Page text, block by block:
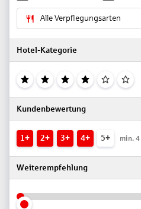
Alle Verpflegungsarten
Hotel-Kategorie
Kundenbewertung
1+ 2+ 3+ 4+ 5+ min. 4
Weiterempfehlung